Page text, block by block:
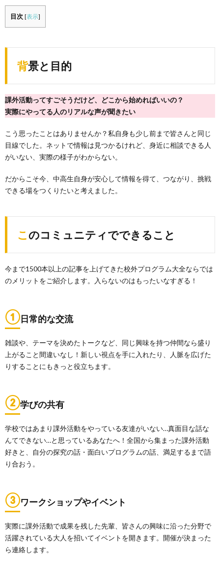
目次 [表示]
背景と目的
課外活動ってすごそうだけど、どこから始めればいいの？
実際にやってる人のリアルな声が聞きたい
こう思ったことはありませんか？私自身も少し前まで皆さんと同じ
目線でした。ネットで情報は見つかるけれど、身近に相談できる人
がいない、実際の様子がわからない。
だからこそ今、中高生自身が安心して情報を得て、つながり、挑戦
できる場をつくりたいと考えました。
このコミュニティでできること
今まで1500本以上の記事を上げてきた校外プログラム大全ならでは
のメリットをご紹介します。入らないのはもったいなすぎる！
①日常的な交流
雑談や、テーマを決めたトークなど、同じ興味を持つ仲間なら盛り
上がること間違いなし！新しい視点を手に入れたり、人脈を広げた
りすることにもきっと役立ちます。
②学びの共有
学校ではあまり課外活動をやっている友達がいない…真面目な話な
んてできない…と思っているあなたへ！全国から集まった課外活動
好きと、自分の探究の話・面白いプログラムの話、満足するまで語
り合おう。
③ワークショップやイベント
実際に課外活動で成果を残した先輩、皆さんの興味に沿った分野で
活躍されている大人を招いてイベントを開きます。開催が決まった
ら連絡します。